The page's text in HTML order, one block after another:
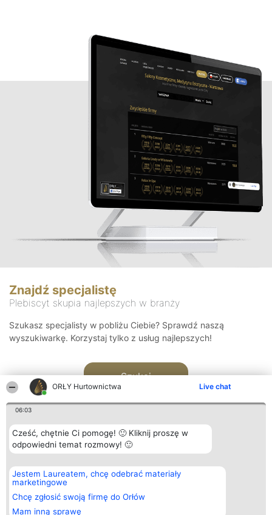
ORŁY Hurtownictwa Live chat
06:03
Cześć, chętnie Ci pomogę! 🙂 Kliknij proszę w
odpowiedni temat rozmowy! 🙂
Jestem Laureatem, chcę odebrać materiały
marketingowe
Chcę zgłosić swoją firmę do Orłów
Mam inną sprawę
Znajdź specjalistę
Plebiscyt skupia najlepszych w branży
Szukasz specjalisty w pobliżu Ciebie? Sprawdź naszą
wyszukiwarkę. Korzystaj tylko z usług najlepszych!
Szukaj
Organizator plebiscytu
Bright Side Solutions sp. z o.
o. sp. k.
ul. Ruska 22
Wrocław 50-079
KRS 0000749100 | Regon
Plebiscyt
Laureaci
wszystkich
Laureatów
Kontakt
Kontakt